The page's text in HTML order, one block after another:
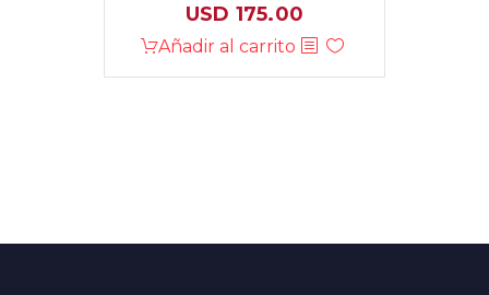
USD 175.00
Añadir al carrito